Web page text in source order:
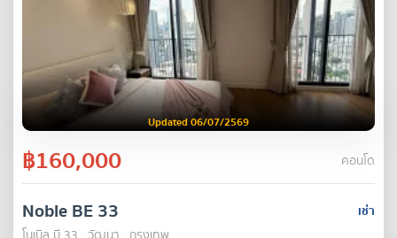
Updated 06/07/2569
฿160,000 คอนโด
เช่า
Noble BE 33